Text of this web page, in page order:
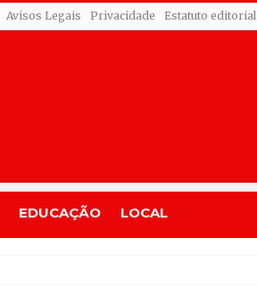
Avisos Legais Privacidade Estatuto editorial
EDUCAÇÃO LOCAL